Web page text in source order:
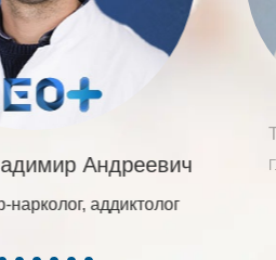
Андреевич
нарколог, аддиктолог